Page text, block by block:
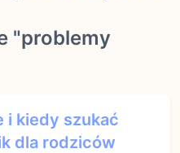
"problemy
i kiedy szukać
dla rodziców